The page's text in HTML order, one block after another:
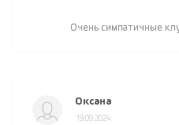
Очень симпатичные
Оксана
19.09.2024